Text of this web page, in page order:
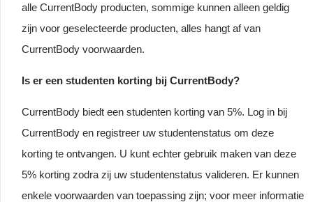
alle CurrentBody producten, sommige kunnen alleen geldig
zijn voor geselecteerde producten, alles hangt af van
CurrentBody voorwaarden.
Is er een studenten korting bij CurrentBody?
CurrentBody biedt een studenten korting van 5%. Log in bij
CurrentBody en registreer uw studentenstatus om deze
korting te ontvangen. U kunt echter gebruik maken van deze
5% korting zodra zij uw studentenstatus valideren. Er kunnen
enkele voorwaarden van toepassing zijn; voor meer informatie